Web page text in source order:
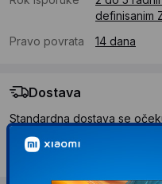
definisanim
Pravo povrata
14 dana
Dostava
Standardna dostava se
dana